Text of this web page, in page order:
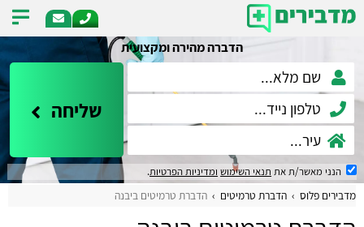
הדברה מהירה ומקצועית
שליחה
הנני מאשר/ת את תנאי השימוש ומדיניות הפרטיות.
מדבירים פלוס הדברת טרמיטים הדברת טרמיטים ביבנה